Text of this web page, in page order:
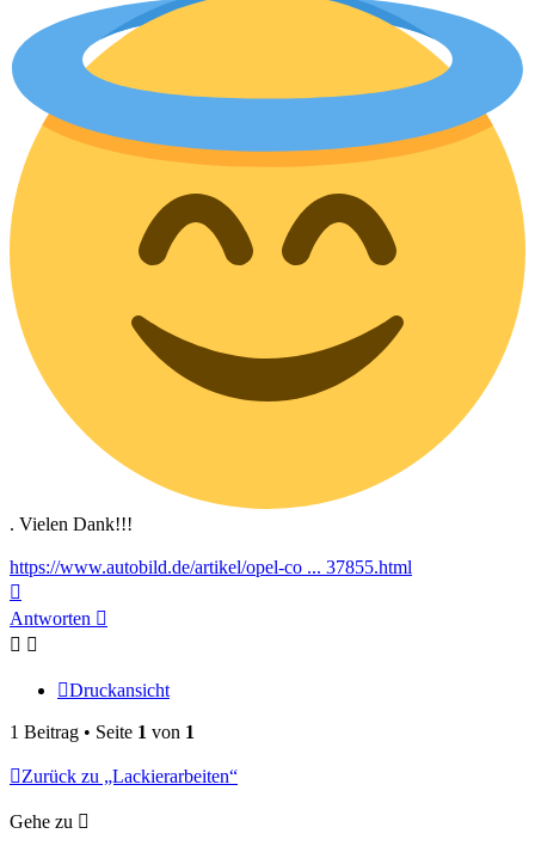
. Vielen Dank!!!
https://www.autobild.de/artikel/opel-co ... 37855.html
oben
Antworten
Druckansicht
1 Beitrag • Seite 1 von 1
Zurück zu „Lackierarbeiten“
Gehe zu